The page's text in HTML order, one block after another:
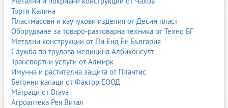
нужди. Затова фуражите се разработват специално за
конкретни категории животни – птици, свине, говеда, овце, кози
и други. Правилното съчетаване на вид фураж, възраст,
продуктивност и технология на отглеждане е ключът към
успешното животновъдство.
2.1. Фуражи за птици
Птицевъдството е един от най-важните сектори в българското
животновъдство. Фуражите за птици са разделени по възраст и
предназначение – за бройлери, носачки, пуйки, патици и други.
Торти Калина
Пластмасови и каучукови изделия от Десин пласт
Оборудване за товаро-разтоварна техника от Техно БГ
Метални конструкции от Пи Енд Ен България
Служба по трудова медицина Албиконсулт
Транспортни услуги от Алмирк
Имунна и растителна защита от Плантис
Бетонни капаци от Фактор ЕООД
Матраци от Brava
Агроаптека Рея Витал